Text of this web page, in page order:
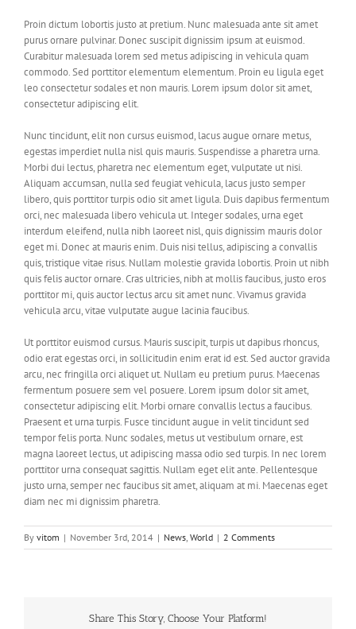
Proin dictum lobortis justo at pretium. Nunc malesuada ante sit amet
purus ornare pulvinar. Donec suscipit dignissim ipsum at euismod.
Curabitur malesuada lorem sed metus adipiscing in vehicula quam
commodo. Sed porttitor elementum elementum. Proin eu ligula eget
leo consectetur sodales et non mauris. Lorem ipsum dolor sit amet,
consectetur adipiscing elit.
Nunc tincidunt, elit non cursus euismod, lacus augue ornare metus,
egestas imperdiet nulla nisl quis mauris. Suspendisse a pharetra urna.
Morbi dui lectus, pharetra nec elementum eget, vulputate ut nisi.
Aliquam accumsan, nulla sed feugiat vehicula, lacus justo semper
libero, quis porttitor turpis odio sit amet ligula. Duis dapibus fermentum
orci, nec malesuada libero vehicula ut. Integer sodales, urna eget
interdum eleifend, nulla nibh laoreet nisl, quis dignissim mauris dolor
eget mi. Donec at mauris enim. Duis nisi tellus, adipiscing a convallis
quis, tristique vitae risus. Nullam molestie gravida lobortis. Proin ut nibh
quis felis auctor ornare. Cras ultricies, nibh at mollis faucibus, justo eros
porttitor mi, quis auctor lectus arcu sit amet nunc. Vivamus gravida
vehicula arcu, vitae vulputate augue lacinia faucibus.
Ut porttitor euismod cursus. Mauris suscipit, turpis ut dapibus rhoncus,
odio erat egestas orci, in sollicitudin enim erat id est. Sed auctor gravida
arcu, nec fringilla orci aliquet ut. Nullam eu pretium purus. Maecenas
fermentum posuere sem vel posuere. Lorem ipsum dolor sit amet,
consectetur adipiscing elit. Morbi ornare convallis lectus a faucibus.
Praesent et urna turpis. Fusce tincidunt augue in velit tincidunt sed
tempor felis porta. Nunc sodales, metus ut vestibulum ornare, est
magna laoreet lectus, ut adipiscing massa odio sed turpis. In nec lorem
porttitor urna consequat sagittis. Nullam eget elit ante. Pellentesque
justo urna, semper nec faucibus sit amet, aliquam at mi. Maecenas eget
diam nec mi dignissim pharetra.
By vitom | November 3rd, 2014 | News, World | 2 Comments
Share This Story, Choose Your Platform!